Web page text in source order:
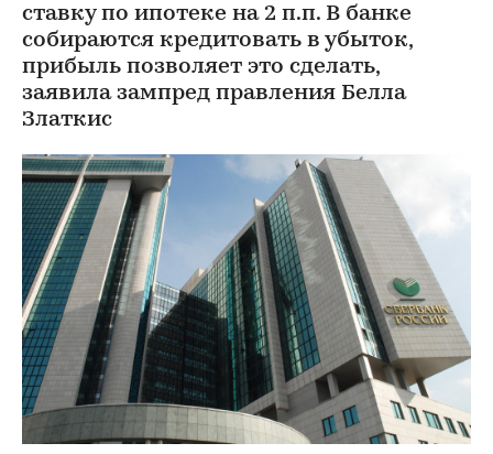
ставку по ипотеке на 2 п.п. В банке
собираются кредитовать в убыток,
прибыль позволяет это сделать,
заявила зампред правления Белла
Златкис